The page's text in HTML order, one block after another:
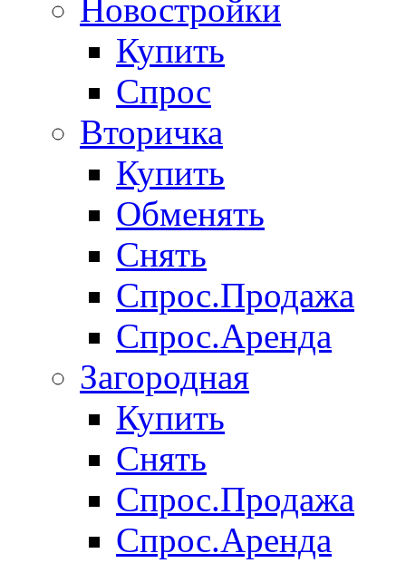
Новостройки
Купить
Спрос
Вторичка
Купить
Обменять
Снять
Спрос.Продажа
Спрос.Аренда
Загородная
Купить
Снять
Спрос.Продажа
Спрос.Аренда